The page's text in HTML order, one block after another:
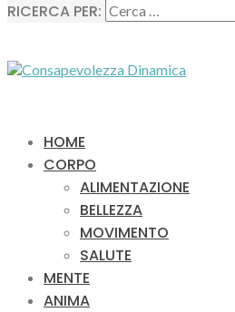
RICERCA PER:
HOME
CORPO
ALIMENTAZIONE
BELLEZZA
MOVIMENTO
SALUTE
MENTE
ANIMA